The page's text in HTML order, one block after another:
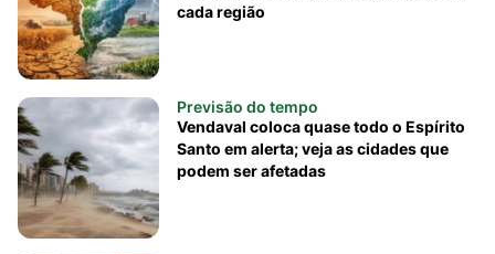
cada região
Previsão do tempo
Vendaval coloca quase todo o Espírito
Santo em alerta; veja as cidades que
podem ser afetadas